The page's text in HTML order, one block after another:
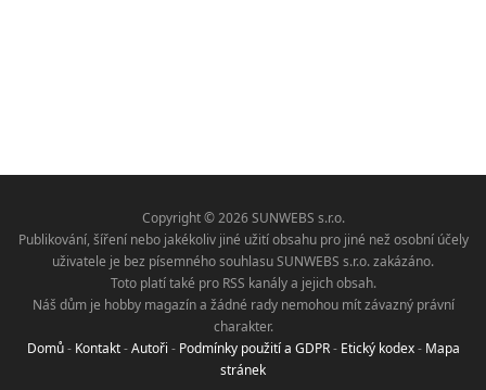
Copyright © 2026 SUNWEBS s.r.o.
Publikování, šíření nebo jakékoliv jiné užití obsahu pro jiné než osobní účely
uživatele je bez písemného souhlasu SUNWEBS s.r.o. zakázáno.
Toto platí také pro RSS kanály a jejich obsah.
Náš dům je hobby magazín a žádné rady nemohou mít závazný právní
charakter.
Domů- Kontakt-Autoři - Podmínky použití a GDPR- Etický kodex- Mapa
stránek